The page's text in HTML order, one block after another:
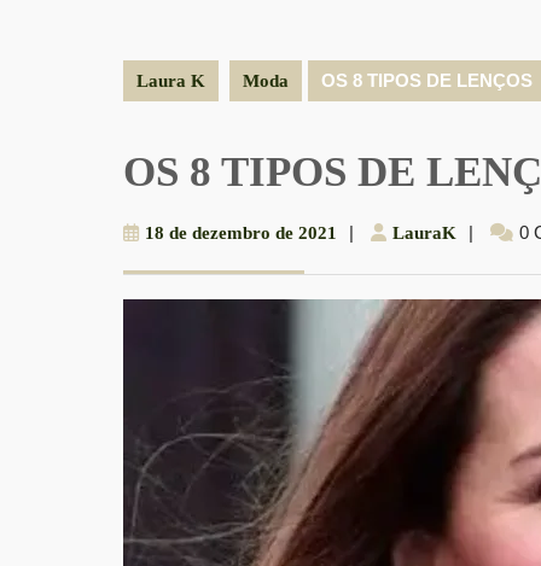
Laura K Moda OS 8 TIPOS DE LENÇOS
OS 8 TIPOS DE
18 de dezembro de 2021
18
2021
| LauraK LauraK
| 0